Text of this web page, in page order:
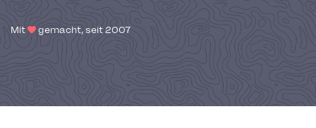
Mit gemacht, seit 2007